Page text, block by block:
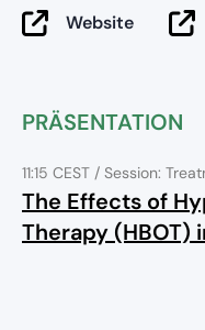
Website
PRÄSENTATION
11:15 CEST / Session:
The Effects of
Therapy (HBOT)